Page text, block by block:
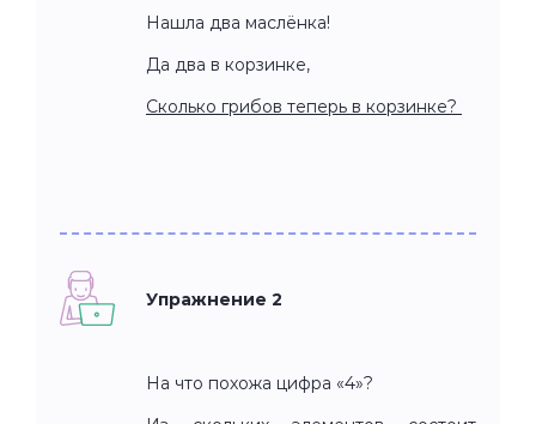
Нашла два маслёнка!
Да два в корзинке,
Сколько грибов теперь в корзинке?
Упражнение 2
На что похожа цифра «4»?